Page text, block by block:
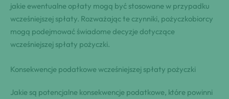
jakie ewentualne opłaty mogą być stosowane w przypadku
wcześniejszej spłaty. Rozważając te czynniki, pożyczkobiorcy
mogą podejmować świadome decyzje dotyczące
wcześniejszej spłaty pożyczki.
Konsekwencje podatkowe wcześniejszej spłaty pożyczki
Jakie są potencjalne konsekwencje podatkowe, które powinni